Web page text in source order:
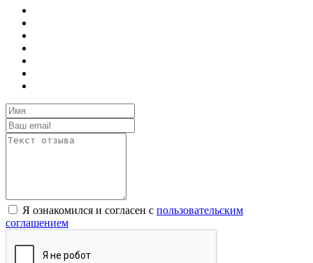
Я ознакомился и согласен с пользовательским
соглашением